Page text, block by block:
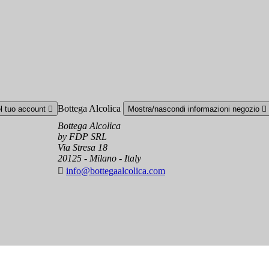
tuo account  Bottega Alcolica Mostra/nascondi informazioni negozio 
Bottega Alcolica
by FDP SRL
Via Stresa 18
20125 - Milano - Italy
 info@bottegaalcolica.com